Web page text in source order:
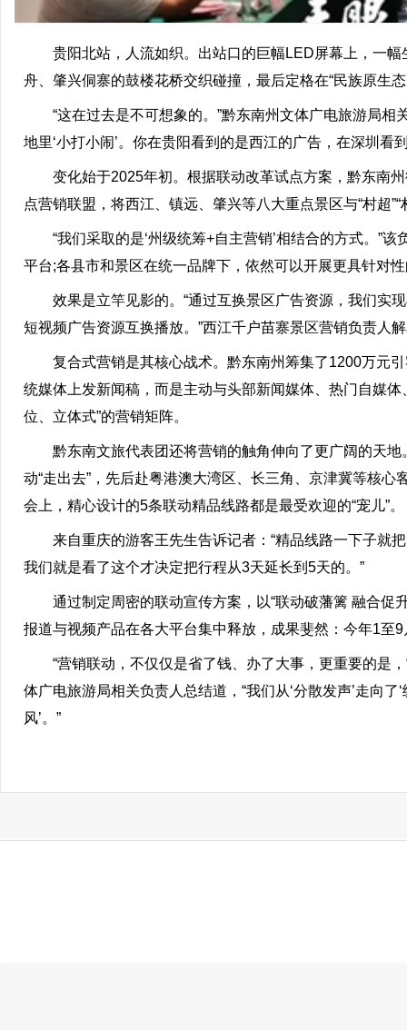
贵阳北站，人流如织。出站口的巨幅LED屏幕上，一幅
舟、肇兴侗寨的鼓楼花桥交织碰撞，最后定格在“民族原
“这在过去是不可想象的。”黔东南州文体广电旅游局相
地里‘小打小闹’。你在贵阳看到的是西江的广告，在深圳看
变化始于2025年初。根据联动改革试点方案，黔东南州
点营销联盟，将西江、镇远、肇兴等八大重点景区与“村超
“我们采取的是‘州级统筹+自主营销’相结合的方式。”该
平台;各县市和景区在统一品牌下，依然可以开展更具针对
效果是立竿见影的。“通过互换景区广告资源，我们实
短视频广告资源互换播放。”西江千户苗寨景区营销负责人
复合式营销是其核心战术。黔东南州筹集了1200万元引
统媒体上发新闻稿，而是主动与头部新闻媒体、热门自媒
位、立体式”的营销矩阵。
黔东南文旅代表团还将营销的触角伸向了更广阔的天地
动“走出去”，先后赴粤港澳大湾区、长三角、京津冀等核
会上，精心设计的5条联动精品线路都是最受欢迎的“宠儿”。
来自重庆的游客王先生告诉记者：“精品线路一下子就把
我们就是看了这个才决定把行程从3天延长到5天的。”
通过制定周密的联动宣传方案，以“联动破藩篱 融合促升
报道与视频产品在各大平台集中释放，成果斐然：今年1至
“营销联动，不仅仅是省了钱、办了大事，更重要的是，
体广电旅游局相关负责人总结道，“我们从‘分散发声’走向
风’。”